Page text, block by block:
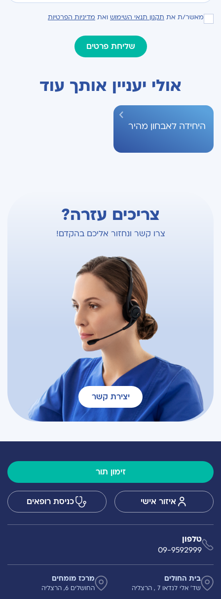
מאשר/ת את תקנון תנאי השימוש ואת מדיניות הפרטיות
אולי יעניין אותך עוד
היחידה לאבחון מהיר
צריכים עזרה?
צרו קשר ונחזור אליכם בהקדם!
יצירת קשר
זימון תור
איזור אישי כניסת רופאים
טלפון
09-9592999
בית החולים
שד' אלי לנדאו 7 , הרצליה
מרכז מומחים
החושלים 6, הרצליה